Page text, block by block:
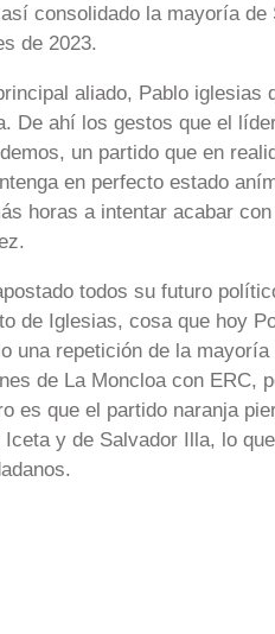
consolidado la mayoría de
de 2023.
aliado, Pablo iglesias
De ahí los gestos que el
un partido que en
en perfecto estado
horas a intentar acabar con
todos su futuro
de Iglesias, cosa que hoy
una repetición de la mayoría
de La Moncloa con ERC,
es que el partido naranja
y de Salvador Illa, lo